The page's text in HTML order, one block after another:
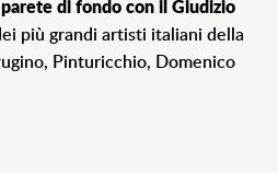
di fondo con il Giudizio
più grandi artisti italiani della
Pinturicchio, Domenico